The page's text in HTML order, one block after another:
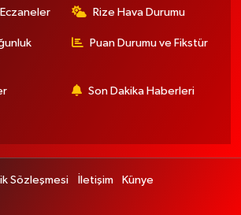
Rize Hava Durumu
Puan Durumu ve Fikstür
Son Dakika Haberleri
Sözleşmesi İletişim Künye